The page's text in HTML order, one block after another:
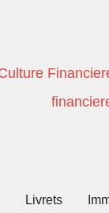
Livrets